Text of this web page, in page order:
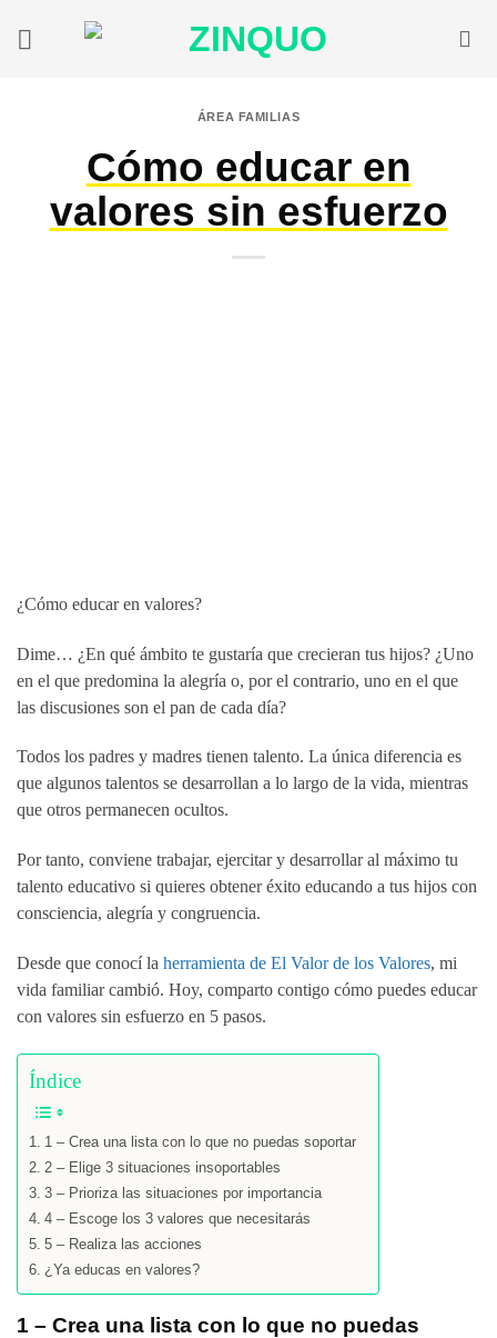
ÁREA FAMILIAS
Cómo educar en
valores sin esfuerzo
¿Cómo educar en valores?
Dime… ¿En qué ámbito te gustaría que crecieran tus hijos? ¿Uno
en el que predomina la alegría o, por el contrario, uno en el que
las discusiones son el pan de cada día?
Todos los padres y madres tienen talento. La única diferencia es
que algunos talentos se desarrollan a lo largo de la vida, mientras
que otros permanecen ocultos.
Por tanto, conviene trabajar, ejercitar y desarrollar al máximo tu
talento educativo si quieres obtener éxito educando a tus hijos con
consciencia, alegría y congruencia.
Desde que conocí la herramienta de El Valor de los Valores, mi
vida familiar cambió. Hoy, comparto contigo cómo puedes educar
con valores sin esfuerzo en 5 pasos.
Índice
1 – Crea una lista con lo que no puedas soportar
2 – Elige 3 situaciones insoportables
3 – Prioriza las situaciones por importancia
4 – Escoge los 3 valores que necesitarás
5 – Realiza las acciones
¿Ya educas en valores?
1 – Crea una lista con lo que no puedas